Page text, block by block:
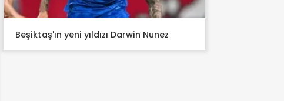
Beşiktaş'ın yeni yıldızı Darwin Nunez